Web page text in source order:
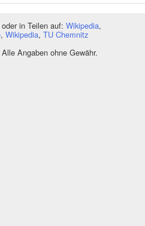
in Teilen auf: Wikipedia,
, Wikipedia, TU Chemnitz
Angaben ohne Gewähr.